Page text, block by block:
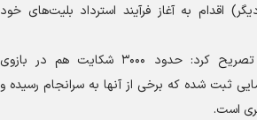
اقدام به آغاز فرآیند استرداد بلیت‌های خود
معاون سازمان هواپیمایی تصریح کرد: حدود ۳۰۰۰ شکایت هم در بازوی
ثبت شده که برخی از آنها به سرانجام رسیده و
است.